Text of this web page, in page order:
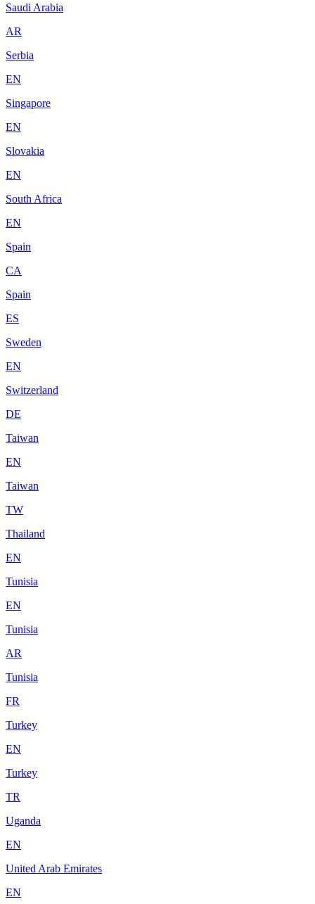
Saudi Arabia
AR
Serbia
EN
Singapore
EN
Slovakia
EN
South Africa
EN
Spain
CA
Spain
ES
Sweden
EN
Switzerland
DE
Taiwan
EN
Taiwan
TW
Thailand
EN
Tunisia
EN
Tunisia
AR
Tunisia
FR
Turkey
EN
Turkey
TR
Uganda
EN
United Arab Emirates
EN